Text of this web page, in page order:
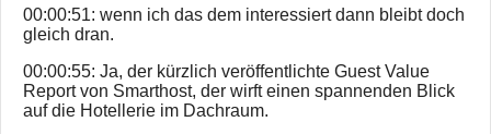
00:00:51: wenn ich das dem interessiert dann bleibt doch
gleich dran.
00:00:55: Ja, der kürzlich veröffentlichte Guest Value
Report von Smarthost, der wirft einen spannenden Blick
auf die Hotellerie im Dachraum.